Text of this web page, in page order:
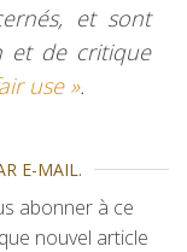
et sont
et de critique
use ».
E-MAIL.
abonner à ce
nouvel article